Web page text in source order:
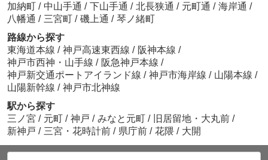
加納町 / 中山手通 / 下山手通 / 北長狭通 / 元町通 / 海岸通 /
八幡通 / 三宮町 / 磯上通 / 琴ノ緒町
路線から探す
東海道本線 / 神戸高速東西線 / 阪神本線 /
神戸市西神・山手線 / 阪急神戸本線 /
神戸新交通ポートアイランド線 / 神戸市海岸線 / 山陽本線 /
山陽新幹線 / 神戸市北神線
駅から探す
三ノ宮 / 元町 / 神戸 / みなと元町 / 旧居留地・大丸前 /
新神戸 / 三宮・花時計前 / 県庁前 / 花隈 / 大開